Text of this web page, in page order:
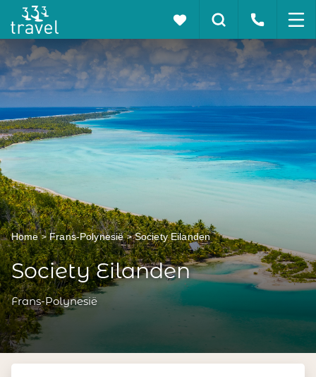
Home Frans-Polynesië Society Eilanden
Society Eilanden
Frans-Polynesië